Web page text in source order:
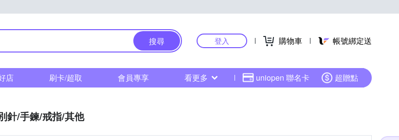
搜尋 登入 購物車 帳號綁定送
店 刷卡/超取 會員專享 看更多 uniopen 聯名卡 超贈點
針/手鍊/戒指/其他